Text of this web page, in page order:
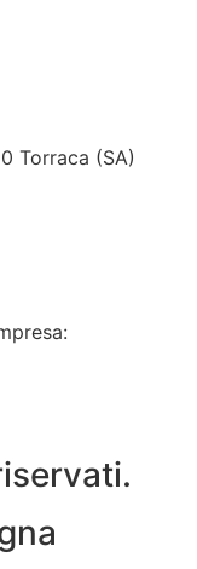
Torraca (SA)